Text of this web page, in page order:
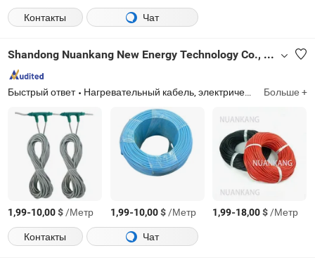
Контакты
Чат
Shandong Nuankang New Energy Technology Co., Ltd.
Быстрый ответ Нагревательный кабель, электрический провод, огнестойкий кабель, антипламенный кабель, огнезащитный провод, электрический радиатор, теплый пояс для живота, углеродное волокно, теплое автомобильное сиденье Больше +
1,99-10,00$/Метр 1,99-10,00$/Метр 1,99-18,00$/Метр
Контакты
Чат